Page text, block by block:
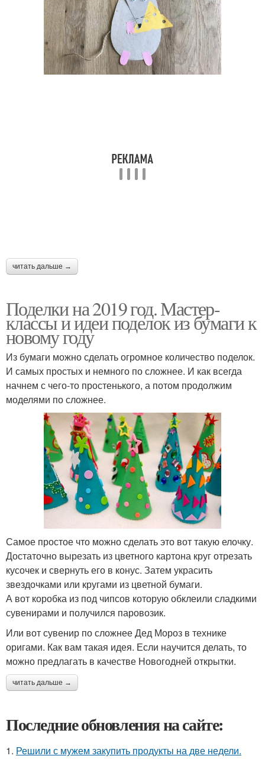
читать дальше →
Поделки на 2019 год. Мастер-
классы и идеи поделок из бумаги к
новому году
Из бумаги можно сделать огромное количество поделок.
И самых простых и немного по сложнее. И как всегда
начнем с чего-то простенького, а потом продолжим
моделями по сложнее.
Самое простое что можно сделать это вот такую елочку.
Достаточно вырезать из цветного картона круг отрезать
кусочек и свернуть его в конус. Затем украсить
звездочками или кругами из цветной бумаги.
А вот коробка из под чипсов которую обклеили сладкими
сувенирами и получился паровозик.
Или вот сувенир по сложнее Дед Мороз в технике
оригами. Как вам такая идея. Если научится делать, то
можно предлагать в качестве Новогодней открытки.
читать дальше →
Последние обновления на сайте:
1. Решили с мужем закупить продукты на две недели.